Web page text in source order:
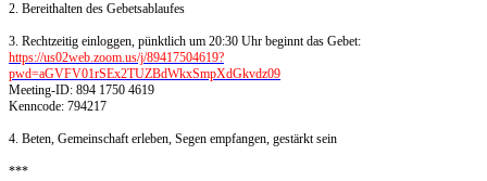
2. Bereithalten des Gebetsablaufes
3. Rechtzeitig einloggen, pünktlich um 20:30 Uhr beginnt das Gebet:
https://us02web.zoom.us/j/89417504619?
pwd=aGVFV01rSEx2TUZBdWkxSmpXdGkvdz09
Meeting-ID: 894 1750 4619
Kenncode: 794217
4. Beten, Gemeinschaft erleben, Segen empfangen, gestärkt sein
***